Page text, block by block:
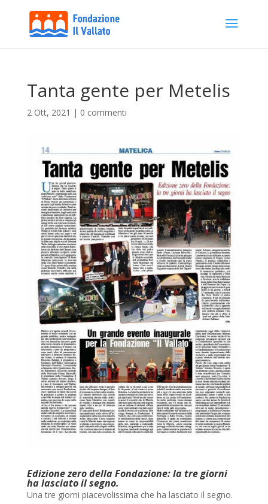
Tanta gente per Metelis
2 Ott, 2021 | 0 commenti
Edizione zero della Fondazione: la tre giorni
ha lasciato il segno.
Una tre giorni piacevolissima che ha lasciato il segno.